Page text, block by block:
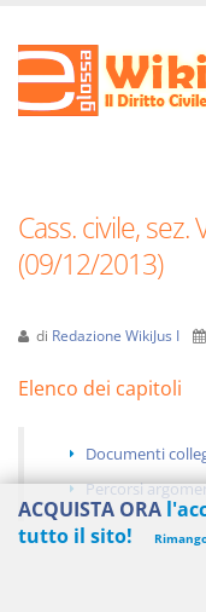
Cass. civile,
(09/12/2013)
di Redazione WikiJus I
Elenco dei capitoli
Documenti
Percorsi
ACQUISTA ORA
tutto il sito!